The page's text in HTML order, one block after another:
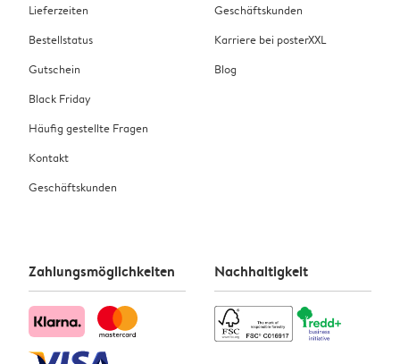
Lieferzeiten
Bestellstatus
Gutschein
Black Friday
Häufig gestellte Fragen
Kontakt
Geschäftskunden
Geschäftskunden
Karriere bei posterXXL
Blog
Zahlungsmöglichkeiten Nachhaltigkeit